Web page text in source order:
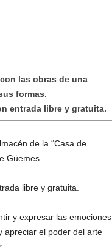
las obras de una
formas.
entrada libre y gratuita.
de la “Casa de
Güemes.
libre y gratuita.
y expresar las emociones
apreciar el poder del arte